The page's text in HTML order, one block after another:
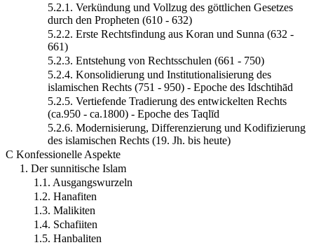
5.2.1. Verkündung und Vollzug des göttlichen Gesetzes
durch den Propheten (610 - 632)
5.2.2. Erste Rechtsfindung aus Koran und Sunna (632 -
661)
5.2.3. Entstehung von Rechtsschulen (661 - 750)
5.2.4. Konsolidierung und Institutionalisierung des
islamischen Rechts (751 - 950) - Epoche des Idschtihād
5.2.5. Vertiefende Tradierung des entwickelten Rechts
(ca.950 - ca.1800) - Epoche des Taqlīd
5.2.6. Modernisierung, Differenzierung und Kodifizierung
des islamischen Rechts (19. Jh. bis heute)
C Konfessionelle Aspekte
1. Der sunnitische Islam
1.1. Ausgangswurzeln
1.2. Hanafiten
1.3. Malikiten
1.4. Schafiiten
1.5. Hanbaliten